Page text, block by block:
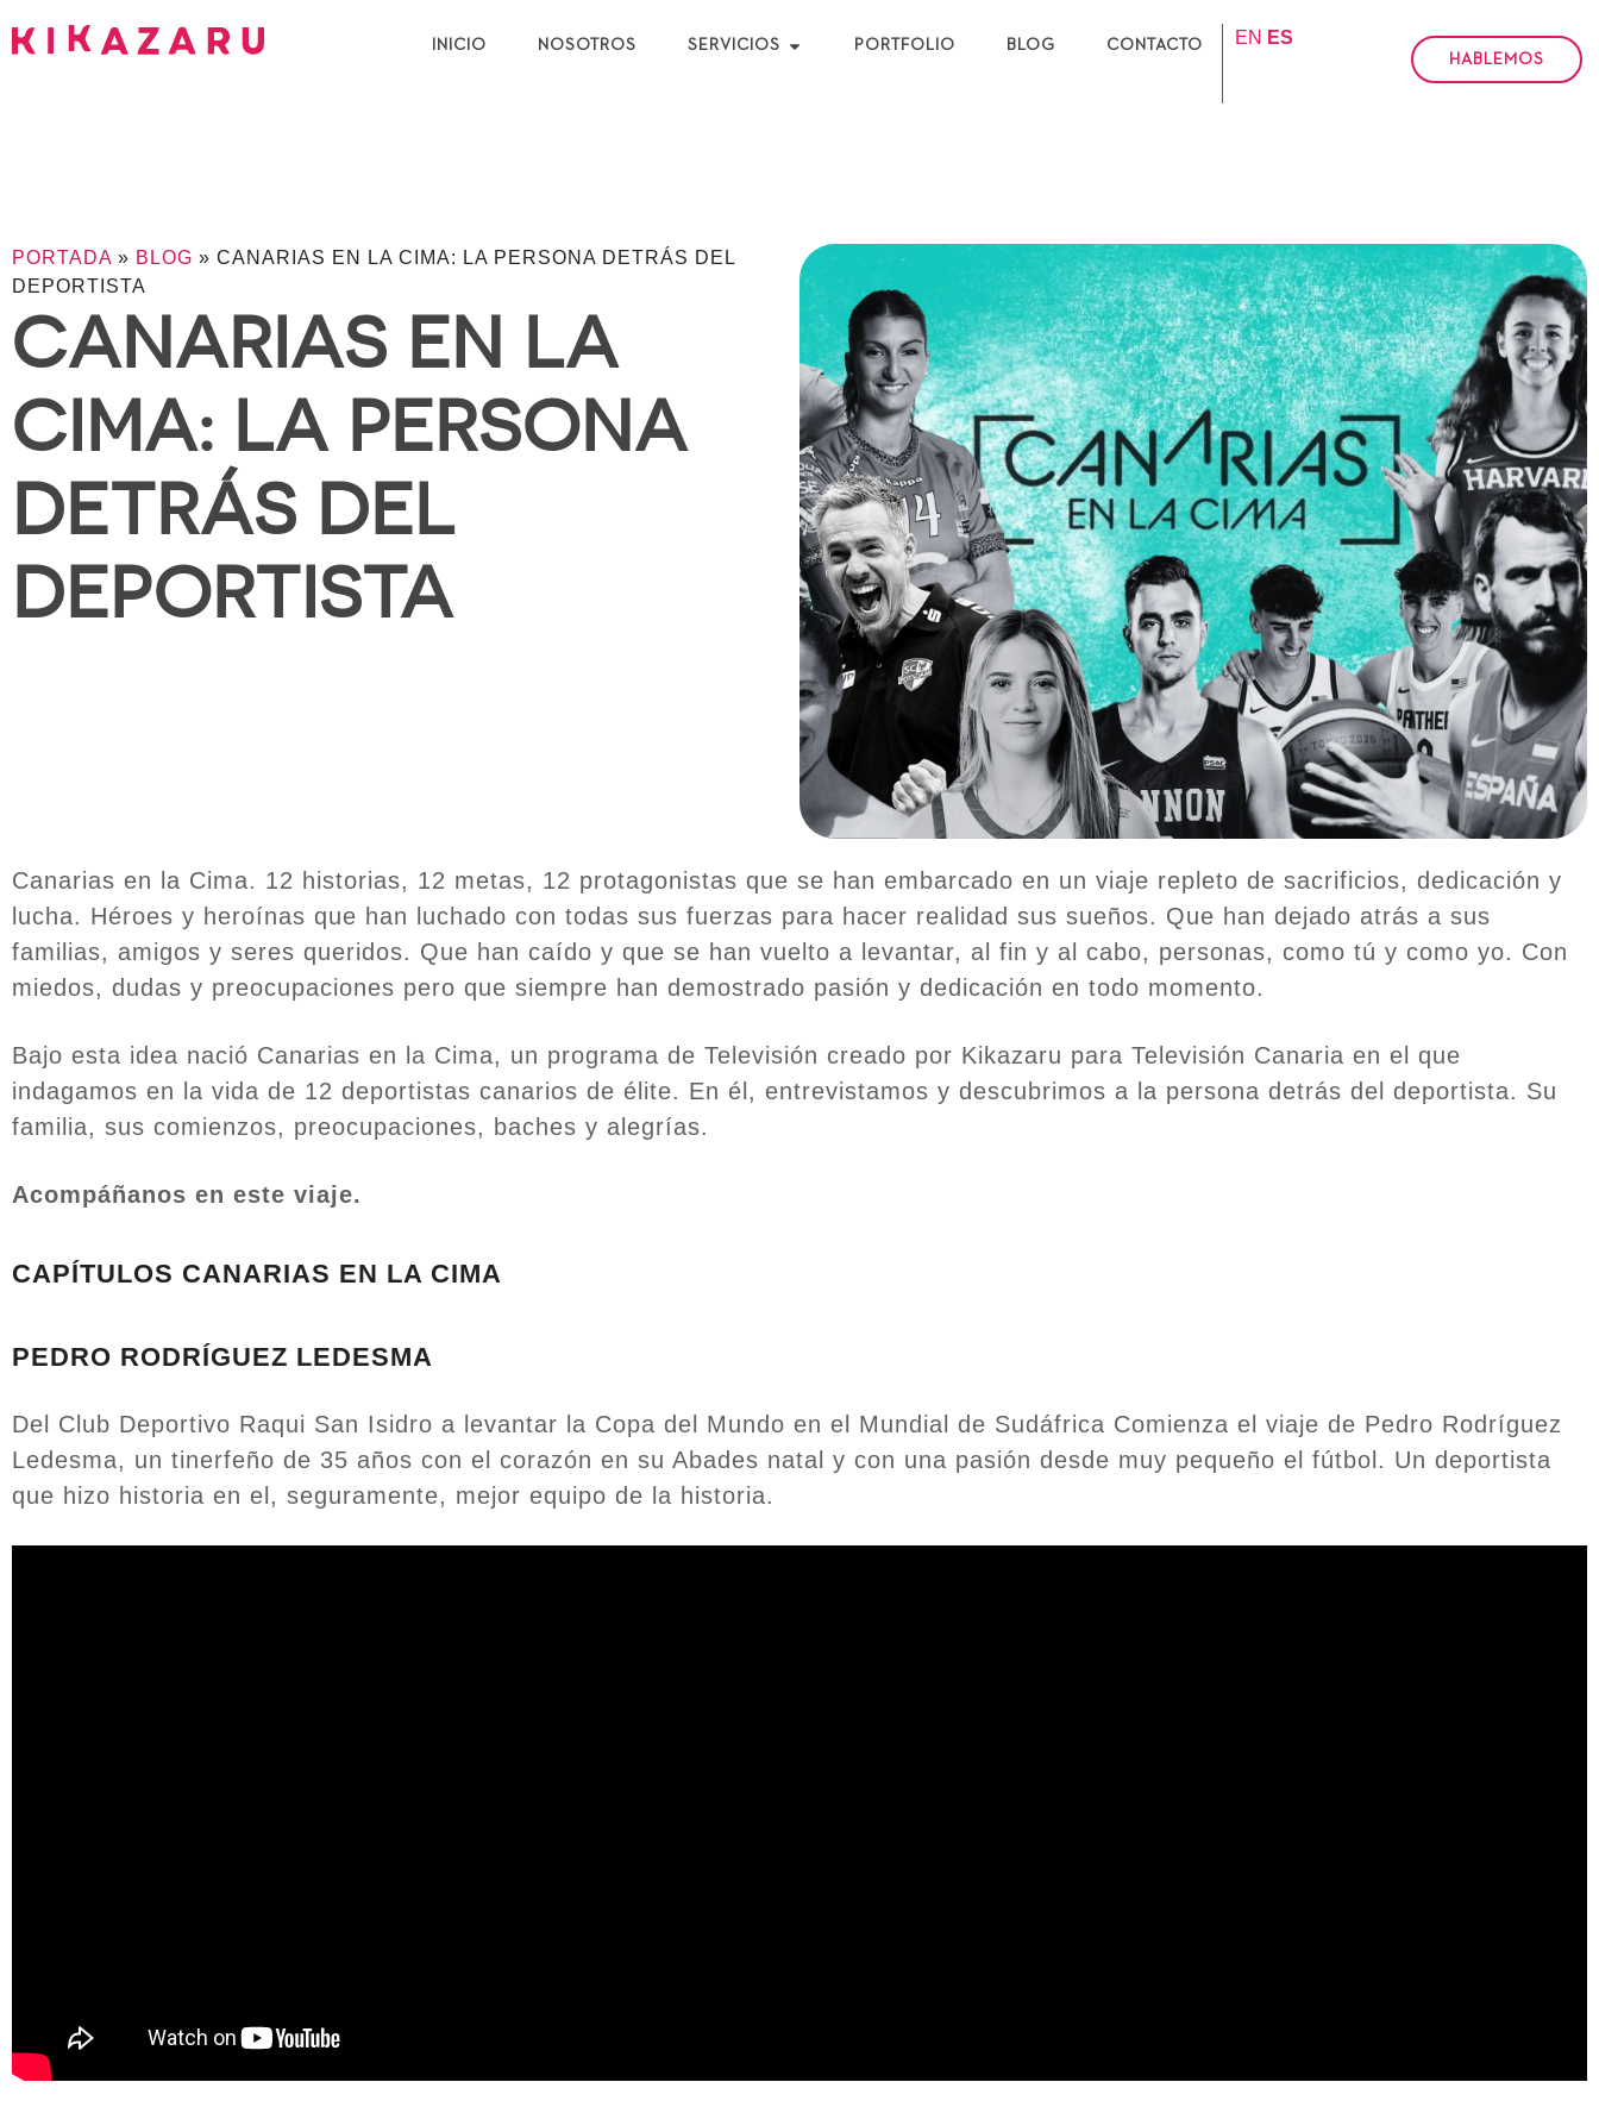
INICIO NOSOTROS SERVICIOS PORTFOLIO BLOG CONTACTO EN ES
HABLEMOS
PORTADA » BLOG » CANARIAS EN LA CIMA: LA PERSONA DETRÁS DEL
DEPORTISTA
CANARIAS EN LA
CIMA: LA PERSONA
DETRÁS DEL
DEPORTISTA
Canarias en la Cima. 12 historias, 12 metas, 12 protagonistas que se han embarcado en un viaje repleto de sacrificios, dedicación y
lucha. Héroes y heroínas que han luchado con todas sus fuerzas para hacer realidad sus sueños. Que han dejado atrás a sus
familias, amigos y seres queridos. Que han caído y que se han vuelto a levantar, al fin y al cabo, personas, como tú y como yo. Con
miedos, dudas y preocupaciones pero que siempre han demostrado pasión y dedicación en todo momento.
Bajo esta idea nació Canarias en la Cima, un programa de Televisión creado por Kikazaru para Televisión Canaria en el que
indagamos en la vida de 12 deportistas canarios de élite. En él, entrevistamos y descubrimos a la persona detrás del deportista. Su
familia, sus comienzos, preocupaciones, baches y alegrías.
Acompáñanos en este viaje.
CAPÍTULOS CANARIAS EN LA CIMA
PEDRO RODRÍGUEZ LEDESMA
Del Club Deportivo Raqui San Isidro a levantar la Copa del Mundo en el Mundial de Sudáfrica Comienza el viaje de Pedro Rodríguez
Ledesma, un tinerfeño de 35 años con el corazón en su Abades natal y con una pasión desde muy pequeño el fútbol. Un deportista
que hizo historia en el, seguramente, mejor equipo de la historia.